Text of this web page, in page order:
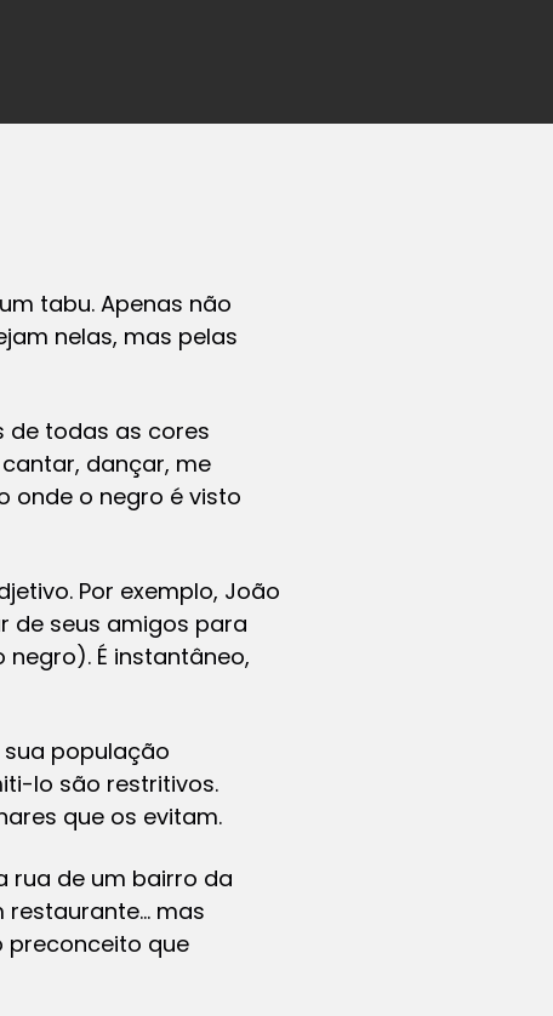
tabu. Apenas não
nelas, mas pelas
de todas as cores
dançar, me
onde o negro é visto
Por exemplo, João
de seus amigos para
É instantâneo,
população
lo são restritivos.
que os evitam.
rua de um bairro da
restaurante… mas
preconceito que